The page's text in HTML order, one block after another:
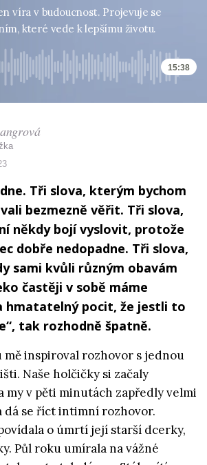
víra v budoucnost. Projevuje se
které vede k lepšímu životu.
15:38
Tři slova, kterým bychom
bezmezně věřit. Tři slova,
někdy bojí vyslovit, protože
dobře nedopadne. Tři slova,
sami kvůli různým obavám
častěji v sobě máme
hmatatelný pocit, že jestli to
tak rozhodně špatně.
inspiroval rozhovor s jednou
Naše holčičky si začaly
my v pěti minutách zapředly velmi
dá se říct intimní rozhovor.
o úmrtí její starší dcerky,
Půl roku umírala na vážné